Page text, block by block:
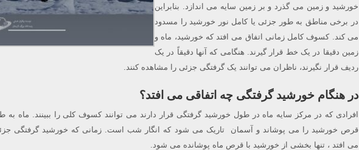
خورشید و زمین می گذرد و بر زمین سایه می اندازد. بنابراین
در برخی مناطق به طور جزئی یا کامل نور خورشید را مسدود
می کند. کسوف کامل زمانی اتفاق می افتد که خورشید، ماه و
زمین دقیقا در یک خط قرار گیرند. هنگامی که آنها دقیقاً در یک
ردیف قرار نگیرند، ناظران می توانند یک گرفتگی جزئی را مشاهده کنند.
در هنگام خورشید گرفتگی چه اتفاقی می افتد؟
افرادی که در مرکز سایه ماه در طول خورشید گرفتگی قرار دارند می توانند کسوف کلی را ببینند. ماه به
قرص خورشید را می پوشاند و آسمان تاریک می شود که انگار شب است. زمانی که خورشید گرفتگی
می افتد ، تنها بخشی از خورشید با قرص ماه پوشانده می شود.